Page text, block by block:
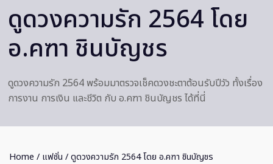
ดูดวงความรัก 2564 โดย
อ.คฑา ชินบัญชร
ดูดวงความรัก 2564 พร้อมมาตรวจเช็คดวงชะตาต้อนรับปีวัว ทั้งเรื่อง
การงาน การเงิน และชีวิต กับ อ.คฑา ชินบัญชร ได้ที่นี่
Home / แฟชั่น / ดูดวงความรัก 2564 โดย อ.คฑา ชินบัญชร